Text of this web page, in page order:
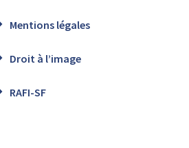
Mentions légales
Droit à l’image
RAFI-SF